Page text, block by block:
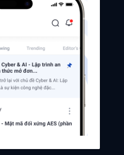
Tác giả
Đề xuất hệ thống
Machine Learning